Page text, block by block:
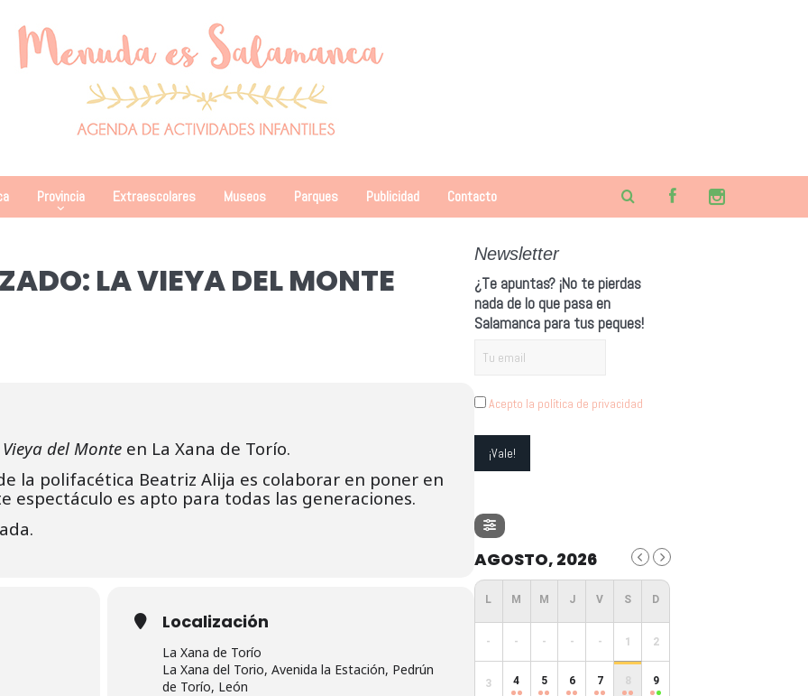
Provincia Extraescolares Museos Parques Publicidad Contacto
LA VIEYA DEL MONTE
del Monte en La Xana de Torío.
la polifacética Beatriz Alija es colaborar en poner en
espectáculo es apto para todas las generaciones.
Localización
La Xana de Torío
La Xana del Torio, Avenida la Estación, Pedrún
de Torío, León
Newsletter
¿Te apuntas? ¡No te pierdas
nada de lo que pasa en
Salamanca para tus peques!
Acepto la política de privacidad
AGOSTO, 2026
- - - - - 1 2
3 4 5 6 7 8 9